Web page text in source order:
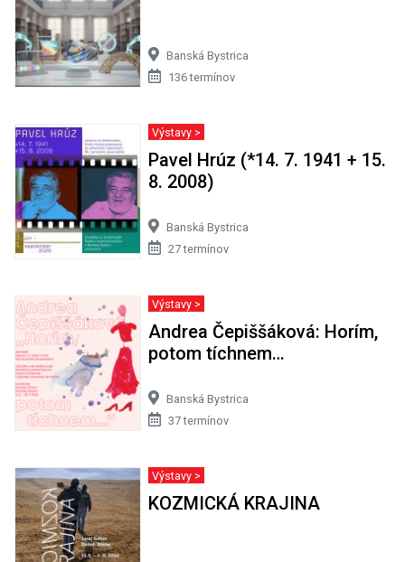
Banská Bystrica
136 termínov
Výstavy >
Pavel Hrúz (*14. 7. 1941 + 15.
8. 2008)
Banská Bystrica
27 termínov
Výstavy >
Andrea Čepiššáková: Horím,
potom tíchnem…
Banská Bystrica
37 termínov
Výstavy >
KOZMICKÁ KRAJINA